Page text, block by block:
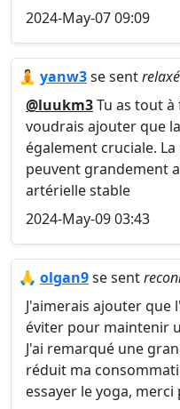
2024-May-07 09:09
🧘 yanw3se sentrelaxé
@luukm3Tu as tout à
voudrais ajouter que
également cruciale.
peuvent grandement
artérielle stable
2024-May-09 03:43
🙏 olgan9se sent
J'aimerais ajouter que
éviter pour maintenir
J'ai remarqué une
réduit ma
essayer le yoga,